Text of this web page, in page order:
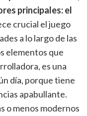
principales: el
crucial el juego
a lo largo de las
elementos que
es una
día, porque tiene
apabullante.
o menos modernos